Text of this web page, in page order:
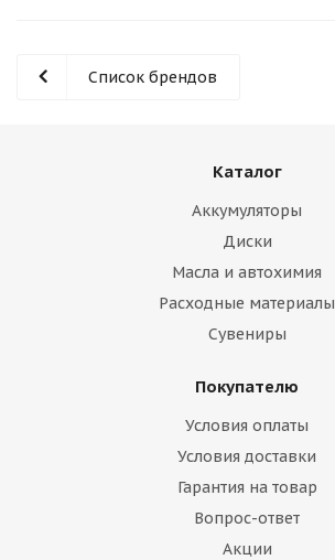
Список брендов
Каталог
Аккумуляторы
Диски
Масла и автохимия
Расходные материалы
Сувениры
Покупателю
Условия оплаты
Условия доставки
Гарантия на товар
Вопрос-ответ
Акции